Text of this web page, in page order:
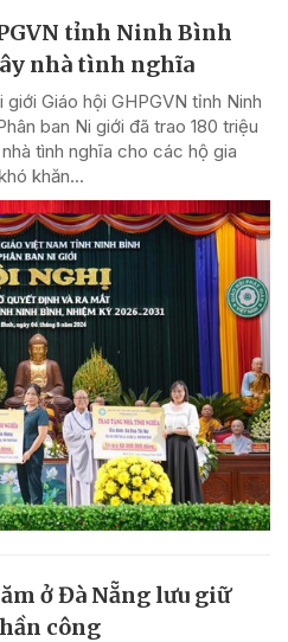
tỉnh Ninh Bình
nhà tình nghĩa
Giáo hội GHPGVN tỉnh Ninh
ban Ni giới đã trao 180 triệu
tình nghĩa cho các hộ gia
khăn...
ở Đà Nẵng lưu giữ
công